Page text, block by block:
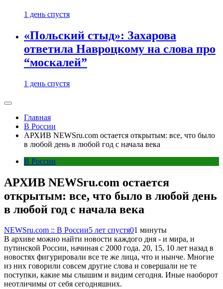
1 день спустя
«Польский стыд»: Захарова
ответила Навроцкому на слова про
“москалей”
1 день спустя
Главная
В России
АРХИВ NEWSru.com остается открытым: все, что было
в любой день в любой год с начала века
В России
АРХИВ NEWSru.com остается
открытым: все, что было в любой день
в любой год с начала века
NEWSru.com :: В России5 лет спустя01 минуты
В архиве можно найти новости каждого дня - и мира, и
путинской России, начиная с 2000 года. 20, 15, 10 лет назад в
новостях фигурировали все те же лица, что и нынче. Многие
из них говорили совсем другие слова и совершали не те
поступки, какие мы слышим и видим сегодня. Иные наоборот
неотличимы от себя сегодняшних.